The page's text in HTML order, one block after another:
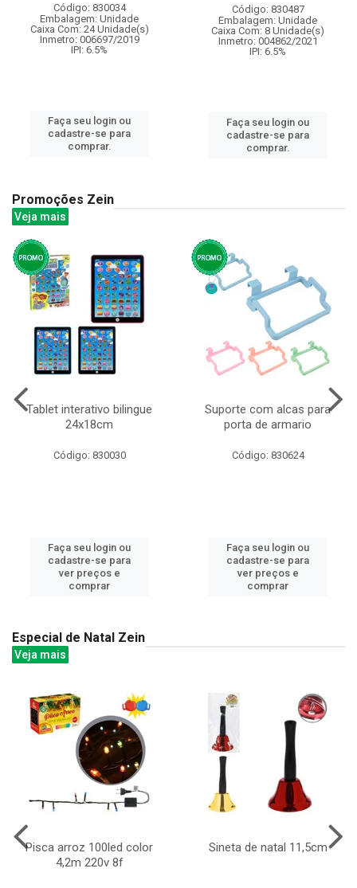
Código: 830034
Embalagem: Unidade
Caixa Com: 24 Unidade(s)
Inmetro: 006697/2019
IPI: 6.5%
Faça seu login ou
cadastre-se para
comprar.
Código: 830487
Embalagem: Unidade
Caixa Com: 8 Unidade(s)
Inmetro: 004862/2021
IPI: 6.5%
Faça seu login ou
cadastre-se para
comprar.
Promoções Zein
Veja mais
Tablet interativo bilingue
24x18cm
Código: 830030
Faça seu login ou
cadastre-se para
ver preços e
comprar
Suporte com alcas para
porta de armario
Código: 830624
Faça seu login ou
cadastre-se para
ver preços e
comprar
Especial de Natal Zein
Veja mais
Pisca arroz 100led color
4,2m 220v 8f
Sineta de natal 11,5cm